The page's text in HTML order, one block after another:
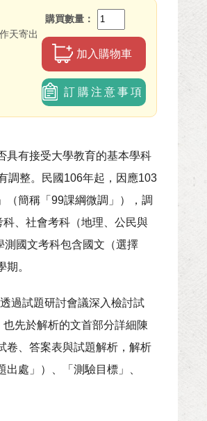
天寄出
購買數量
加入購物車
訂購注意事項
有接受大學教育的基本學科
調整。民國106年起，因應103
（簡稱「99課綱微調」），調
、社會考科（地理、公民與
國文考科包含國文（選擇
。
過試題研討會議深入檢討試
先於解析的文首部分詳細陳
卷、答案表與試題解析，解析
處」）、「測驗目標」、